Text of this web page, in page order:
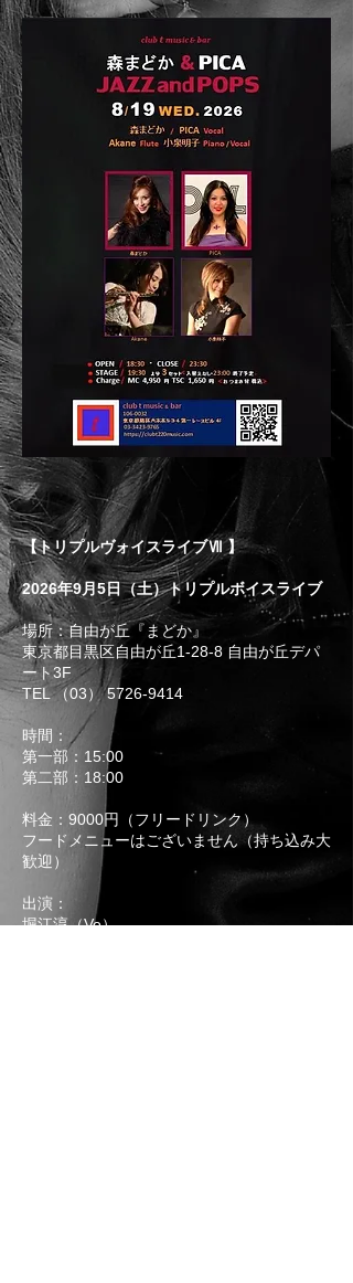
【トリプルヴォイスライブⅦ 】
2026年9月5日（土）トリプルボイスライブ
場所：自由が丘『まどか』
東京都目黒区自由が丘1-28-8 自由が丘デパ
ート3F
TEL （03） 5726-9414
時間：
第一部：15:00
第二部：18:00
料金：9000円（フリードリンク）
フードメニューはございません（持ち込み大
歓迎）
出演：
堀江淳（Vo）